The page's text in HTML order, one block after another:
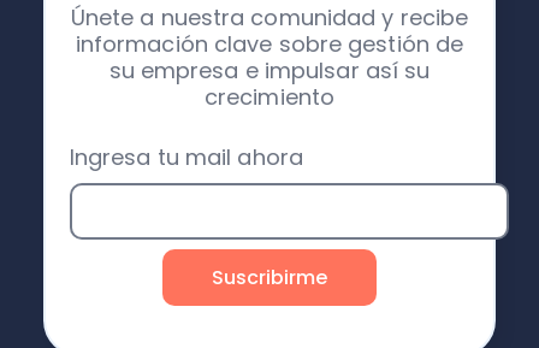
Únete a nuestra comunidad y recibe
información clave sobre gestión de
su empresa e impulsar así su
crecimiento
Ingresa tu mail ahora